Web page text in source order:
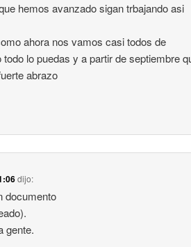
hemos avanzado sigan trbajando asi
ahora nos vamos casi todos de
lo puedas y a partir de septiembre
abrazo
dijo:
documento
gente.